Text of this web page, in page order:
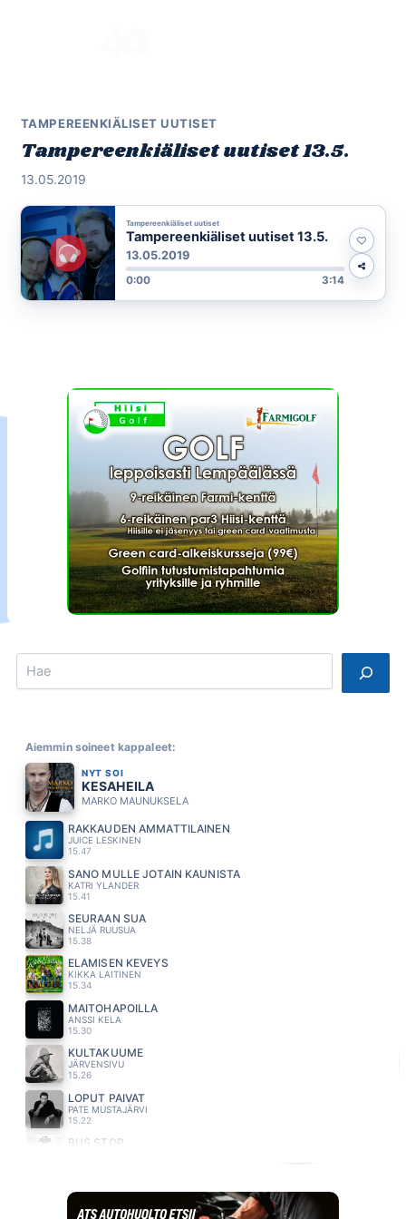
TAMPEREENKIÄLISET UUTISET
Tampereenkiäliset uutiset 13.5.
13.05.2019
Tampereenkiäliset uutiset
Tampereenkiäliset uutiset 13.5.
13.05.2019
0:00 3:14
Search
Aiemmin soineet kappaleet:
NYT SOI
KESAHEILA
MARKO MAUNUKSELA
RAKKAUDEN AMMATTILAINEN
JUICE LESKINEN
15.47
SANO MULLE JOTAIN KAUNISTA
KATRI YLANDER
15.41
SEURAAN SUA
NELJÄ RUUSUA
15.38
ELÄMISEN KEVEYS
KIKKA LAITINEN
15.34
MAITOHAPOILLA
ANSSI KELA
15.30
KULTAKUUME
JÄRVENSIVU
15.26
LOPUT PÄIVÄT
PATE MUSTAJÄRVI
15.22
BUS STOP
ANNA PUU
15.15